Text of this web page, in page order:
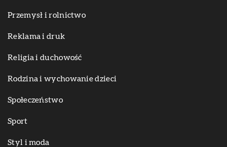
Przemysł i rolnictwo
Reklama i druk
Religia i duchowość
Rodzina i wychowanie dzieci
Społeczeństwo
Sport
Styl i moda